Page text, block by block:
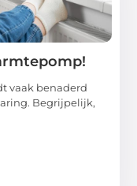
vaak benaderd
Begrijpelijk,